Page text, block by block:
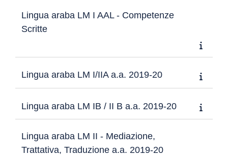
Lingua araba LM I AAL - Competenze
Scritte
Lingua araba LM I/IIA a.a. 2019-20
Lingua araba LM IB / II B a.a. 2019-20
Lingua araba LM II - Mediazione,
Trattativa, Traduzione a.a. 2019-20